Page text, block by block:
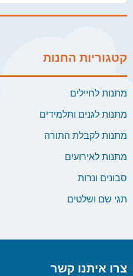
קטגוריות החנות
מתנות לחיילים
מתנות לגנים ותלמידים
מתנות לקבלת התורה
מתנות לאירועים
סבונים ונרות
תגי שם ושלטים
צרו איתנו קשר